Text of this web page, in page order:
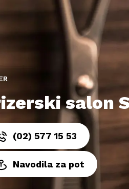
salon
(02) 577 15 53
Navodila za pot